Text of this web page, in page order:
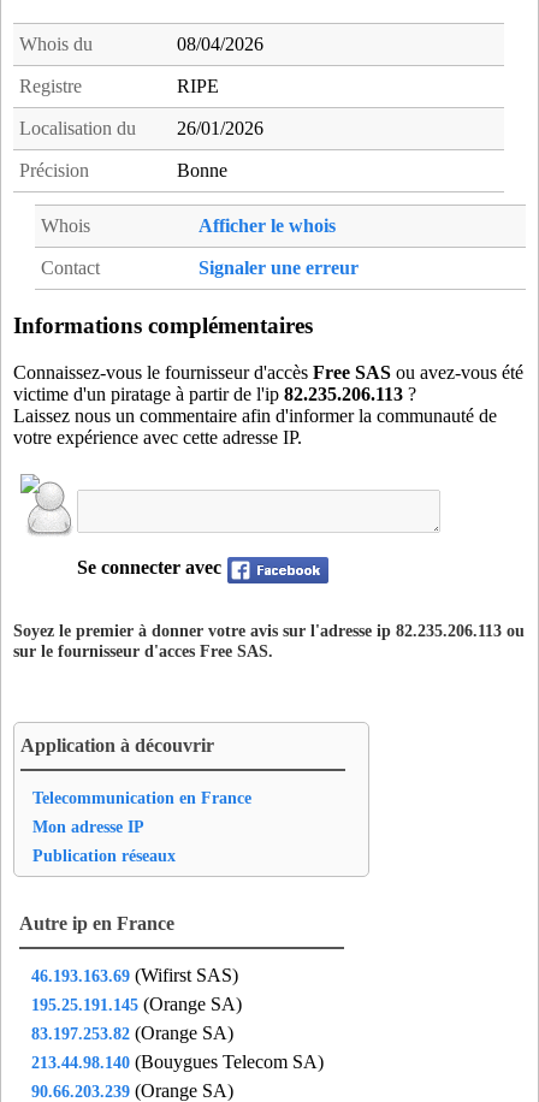
nap13 - Marseille 03 (15 km)
peh13- La Penne (4 km)
pei13
pey13- Peypin (11 km)
pla13 - Plan-de-cuques (11 km)
pra13- Marseille 08 (16 km)
pud13- Aubagne (1 km)
roq13
- Roquevaire (8 km)
san13- Marseille 15 (18 km)
scy83- Saint-Cyr-sur-Mer (16 km)
sju13- Marseille 13 (15 km)
slo13- Marseille 15 (18 km)
smg13- Marseille 09 (13 km)
sml13
smt13
stm13
- La Ciotat (13 km)
val13- Marseille 09 (13 km)
Whois du 08/04/2026
Registre RIPE
Localisation du 26/01/2026
Précision Bonne
Whois Afficher le whois
Contact Signaler une erreur
Informations complémentaires
Connaissez-vous le fournisseur d'accès Free SAS ou avez-vous été
victime d'un piratage à partir de l'ip 82.235.206.113 ?
Laissez nous un commentaire afin d'informer la communauté de
votre expérience avec cette adresse IP.
Se connecter avec
Soyez le premier à donner votre avis sur l'adresse ip 82.235.206.113 ou
sur le fournisseur d'acces Free SAS.
Application à découvrir
Telecommunication en France
Mon adresse IP
Publication réseaux
Autre ip en France
46.193.163.69 (Wifirst SAS)
195.25.191.145 (Orange SA)
83.197.253.82 (Orange SA)
213.44.98.140 (Bouygues Telecom SA)
90.66.203.239 (Orange SA)